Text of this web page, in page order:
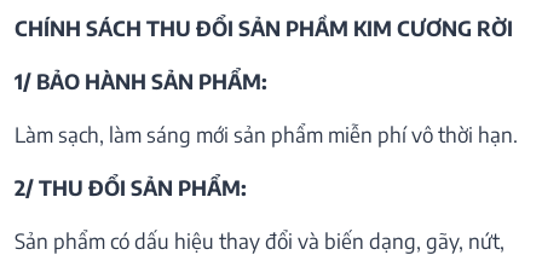
CHÍNH SÁCH THU ĐỔI SẢN PHẦM KIM CƯƠNG RỜI
1/ BẢO HÀNH SẢN PHẨM:
Làm sạch, làm sáng mới sản phẩm miễn phí vô thời hạn.
2/ THU ĐỔI SẢN PHẨM:
Sản phẩm có dấu hiệu thay đổi và biến dạng, gãy, nứt,